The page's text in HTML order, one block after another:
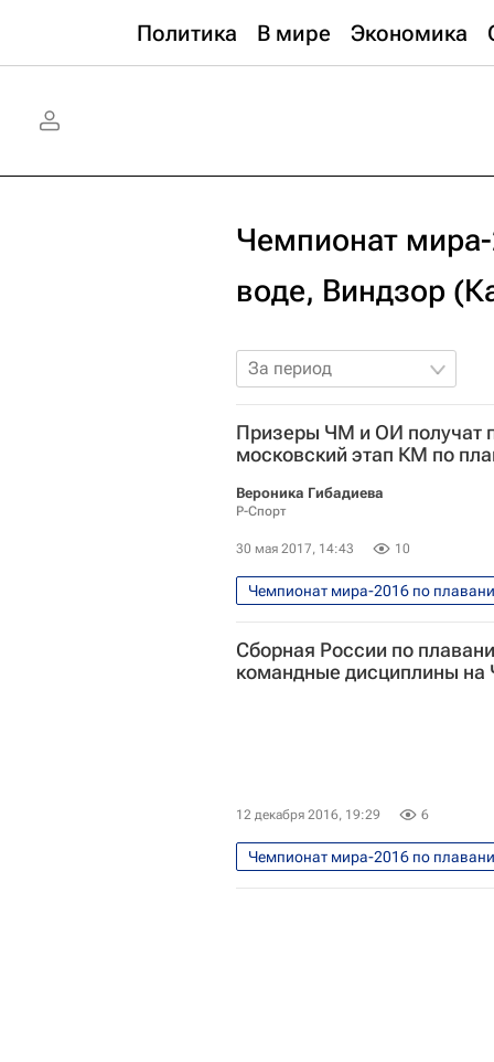
Политика В мире Экономика
Чемпионат
воде, Виндзор
За период
Призеры ЧМ и ОИ получат
московский этап КМ по
Вероника Гибадиева
Р-Спорт
30 мая 2017, 14:43 10
Чемпионат мира-2016 по
Водные виды
Всероссийская федерация
Сборная России по
командные дисциплины на
12 декабря 2016, 19:29 6
Чемпионат мира-2016 по
Водные виды
Владимир